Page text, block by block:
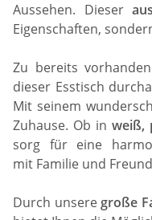
Aussehen. Dieser
Eigenschaften,
Zu bereits
dieser Esstisch
Mit seinem
Zuhause. Ob in weiß,
sorg für eine
mit Familie und
Durch unsere große